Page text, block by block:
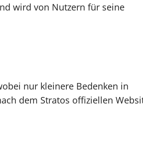
wird von Nutzern für seine
nur kleinere Bedenken in
dem Stratos offiziellen